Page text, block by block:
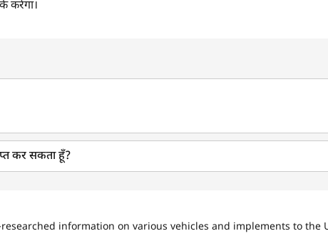
करेगा।
कर सकता हूँ?
information on various vehicles and implements to the